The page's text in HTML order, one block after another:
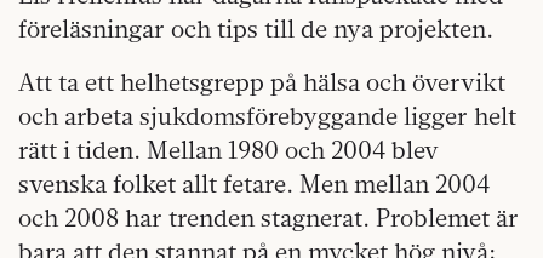
föreläsningar och tips till de nya projekten.
Att ta ett helhetsgrepp på hälsa och övervikt
och arbeta sjukdomsförebyggande ligger helt
rätt i tiden. Mellan 1980 och 2004 blev
svenska folket allt fetare. Men mellan 2004
och 2008 har trenden stagnerat. Problemet är
bara att den stannat på en mycket hög nivå: